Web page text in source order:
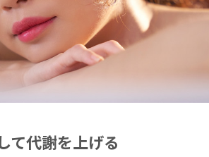
て代謝を上げる